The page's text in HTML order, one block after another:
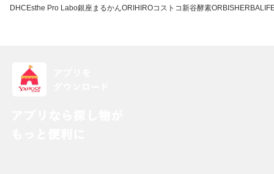
DHC Esthe Pro Labo銀座まるかんORIHIROコストコ新谷酵素ORBIS